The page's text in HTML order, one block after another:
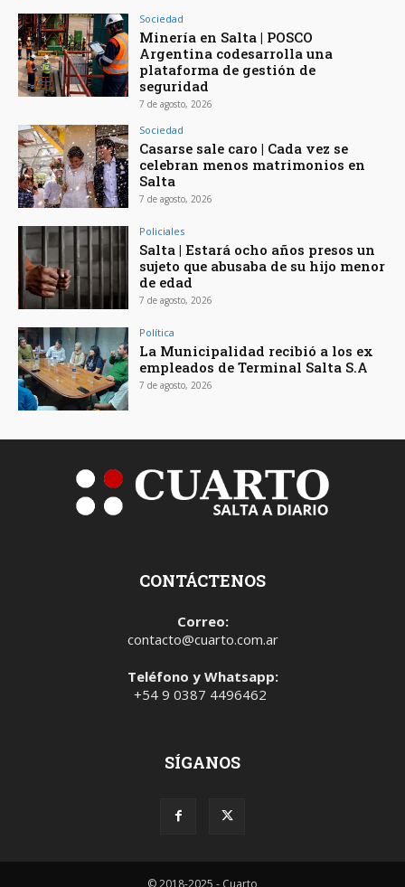
Sociedad
Minería en Salta | POSCO
Argentina codesarrolla una
plataforma de gestión de
seguridad
7 de agosto, 2026
Sociedad
Casarse sale caro | Cada vez se
celebran menos matrimonios en
Salta
7 de agosto, 2026
Policiales
Salta | Estará ocho años presos un
sujeto que abusaba de su hijo menor
de edad
7 de agosto, 2026
Política
La Municipalidad recibió a los ex
empleados de Terminal Salta S.A
7 de agosto, 2026
CONTÁCTENOS
Correo:
contacto@cuarto.com.ar
Teléfono y Whatsapp:
+54 9 0387 4496462
SÍGANOS